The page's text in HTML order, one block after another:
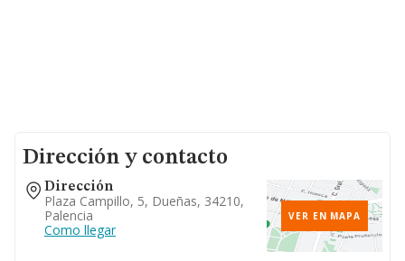
Dirección y contacto
Dirección
Plaza Campillo, 5, Dueñas, 34210,
Palencia
Como llegar
VER EN MAPA